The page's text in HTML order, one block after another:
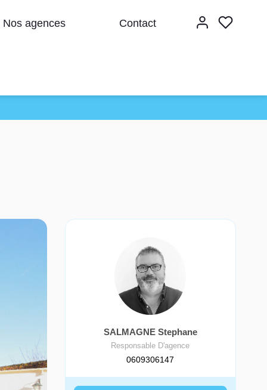
Nos agences Contact
SALMAGNE Stephane
Responsable D'agence
0609306147